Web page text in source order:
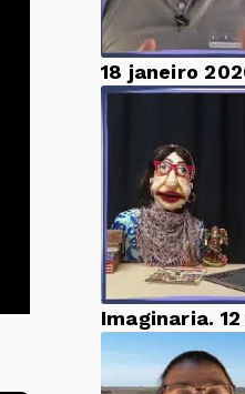
18 janeiro
Imaginaria.